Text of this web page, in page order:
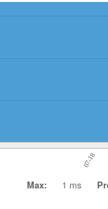
07-18
Max: 1 ms